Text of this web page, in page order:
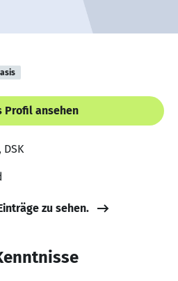
Profil ansehen
zu sehen.